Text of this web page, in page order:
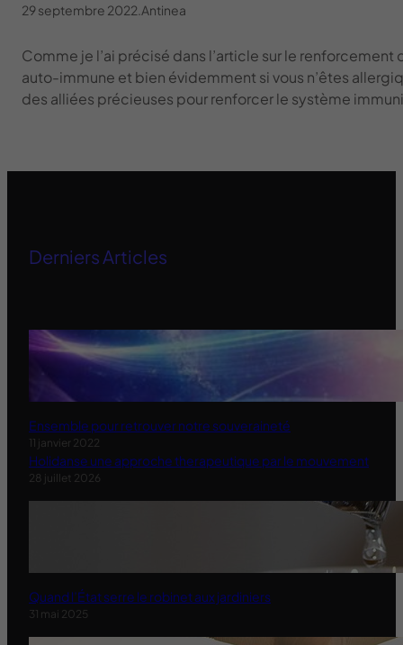
29 septembre 2022 Antinea
Comme je l’ai précisé dans l’article sur le
auto-immune et bien évidemment si vous n’êtes
des alliées précieuses pour renforcer le système
Derniers Articles
Ensemble pour retrouver notre souveraineté
11 janvier 2022
Holidanse une approche therapeutique par le mouvement
28 juillet 2026
Quand l’État serre le robinet aux jardiniers
31 mai 2025